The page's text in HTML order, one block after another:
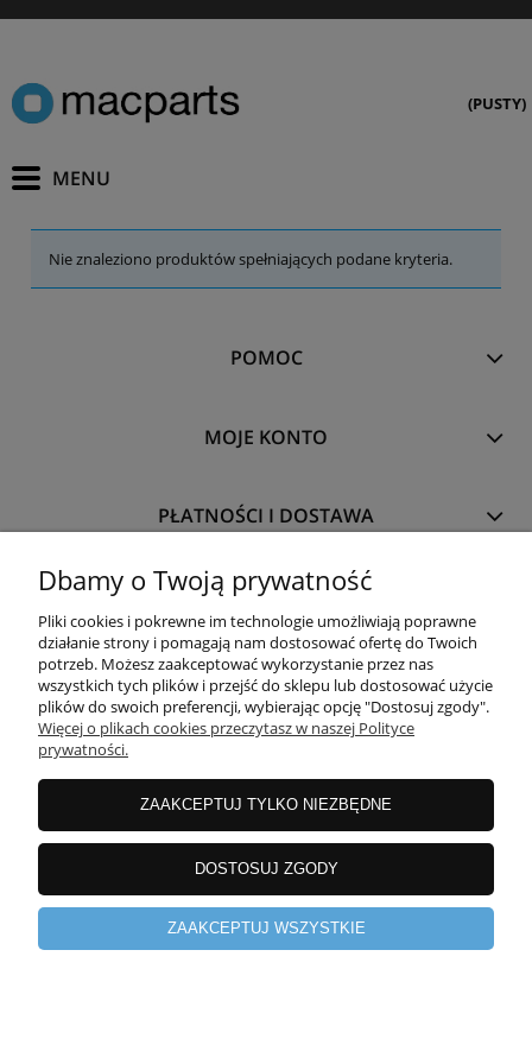
(PUSTY)
Nie znaleziono produktów spełniających podane kryteria.
POMOC
MOJE KONTO
PŁATNOŚCI I DOSTAWA
O NAS
pokaż pełną wersję strony
Sklep internetowy Shoper.pl
Dbamy o Twoją prywatność
Pliki cookies i pokrewne im technologie umożliwiają poprawne
działanie strony i pomagają nam dostosować ofertę do Twoich
potrzeb. Możesz zaakceptować wykorzystanie przez nas
wszystkich tych plików i przejść do sklepu lub dostosować użycie
plików do swoich preferencji, wybierając opcję "Dostosuj zgody".
Więcej o plikach cookies przeczytasz w naszej Polityce
prywatności.
ZAAKCEPTUJ TYLKO NIEZBĘDNE
DOSTOSUJ ZGODY
ZAAKCEPTUJ WSZYSTKIE